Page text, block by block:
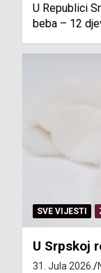
U Republici
beba – 12
SVE VIJESTI
U Srpskoj
31. Jula 2026.